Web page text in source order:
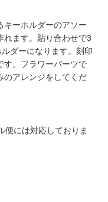
ーホルダーのアソー
れます。貼り合わせで3
ダーになります。刻印
す。フラワーパーツで
のアレンジをしてくだ
には対応しておりま